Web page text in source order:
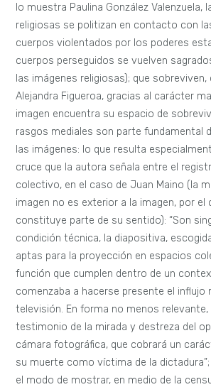
lo muestra Paulina González Valenzuela,
religiosas se politizan en contacto con
cuerpos violentados por los poderes
cuerpos perseguidos se vuelven
las imágenes religiosas); que
Alejandra Figueroa, gracias al carácter
imagen encuentra su espacio de
rasgos mediales son parte fundamental
las imágenes: lo que resulta
cruce que la autora señala entre el
colectivo, en el caso de Juan Maino (la
imagen no es exterior a la imagen, por el
constituye parte de su sentido): “Son
condición técnica, la diapositiva,
aptas para la proyección en espacios
función que cumplen dentro de un
comenzaba a hacerse presente el influjo
televisión. En forma no menos
testimonio de la mirada y destreza del
cámara fotográfica, que cobrará un
su muerte como víctima de la
el modo de mostrar, en medio de la